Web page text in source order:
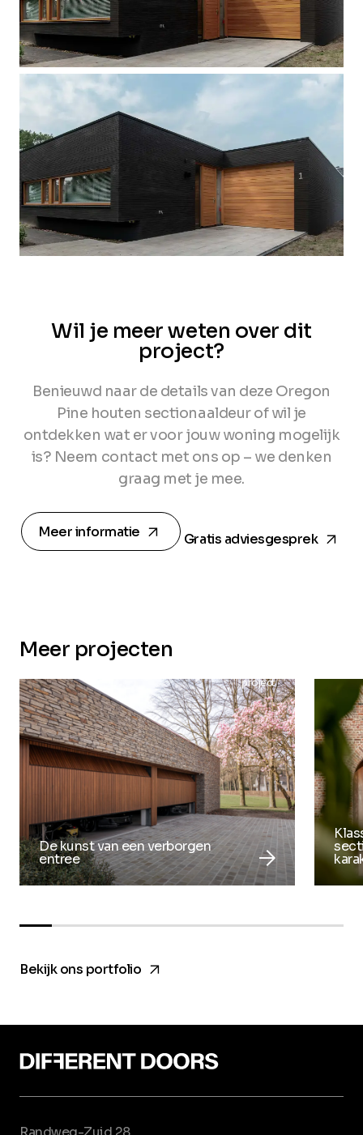
Wil je meer weten over dit
project?
Benieuwd naar de details van deze Oregon
Pine houten sectionaaldeur of wil je
ontdekken wat er voor jouw woning mogelijk
is? Neem contact met ons op – we denken
graag met je mee.
Meer informatiearrow_forward Gratis adviesgesprekarrow_forward
Meer projecten
project
De kunst van een verborgen
entree arrow_forward
Bekijk ons portfolioarrow_forward